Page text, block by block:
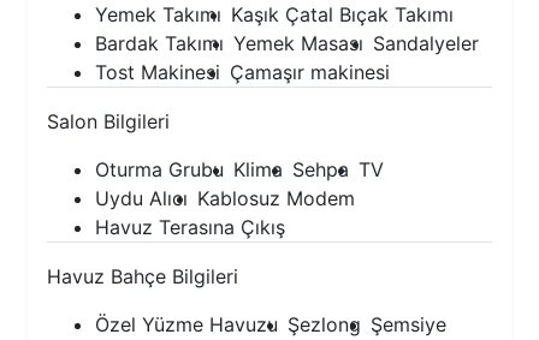
Yemek Takımı Kaşık Çatal Bıçak Takımı
Bardak Takımı Yemek Masası Sandalyeler
Tost Makinesi Çamaşır makinesi
Salon Bilgileri
Oturma Grubu Klima Sehpa TV
Uydu Alıcı Kablosuz Modem
Havuz Terasına Çıkış
Havuz Bahçe Bilgileri
Özel Yüzme Havuzu Şezlong Şemsiye